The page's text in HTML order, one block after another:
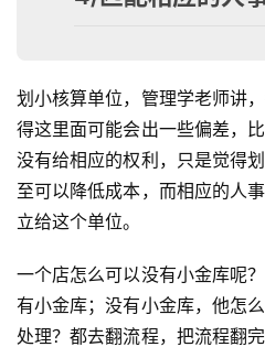
划小核算单位，管理学老师讲
得这里面可能会出一些偏差，
没有给相应的权利，只是觉得
至可以降低成本，而相应的人
立给这个单位。
一个店怎么可以没有小金库呢
有小金库；没有小金库，他怎
处理？都去翻流程，把流程翻